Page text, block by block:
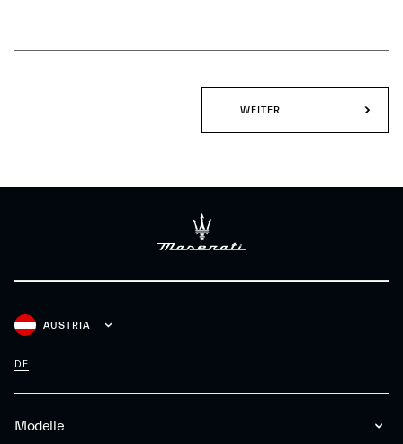
WEITER
Modelle
AUSTRIA
DE